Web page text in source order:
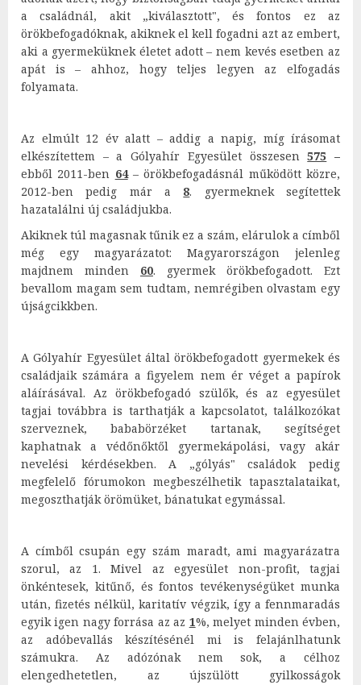
a családnál, akit „kiválasztott", és fontos ez az
örökbefogadóknak, akiknek el kell fogadni azt az embert,
aki a gyermeküknek életet adott – nem kevés esetben az
apát is – ahhoz, hogy teljes legyen az elfogadás
folyamata.
Az elmúlt 12 év alatt – addig a napig, míg írásomat
elkészítettem – a Gólyahír Egyesület összesen575 –
ebből 2011-ben 64– örökbefogadásnál működött közre,
2012-ben pedig már a 8. gyermeknek segítettek
hazatalálni új családjukba.
Akiknek túl magasnak tűnik ez a szám, elárulok a címből
még egy magyarázatot: Magyarországon jelenleg
majdnem minden 60. gyermek örökbefogadott. Ezt
bevallom magam sem tudtam, nemrégiben olvastam egy
újságcikkben.
A Gólyahír Egyesület által örökbefogadott gyermekek és
családjaik számára a figyelem nem ér véget a papírok
aláírásával. Az örökbefogadó szülők, és az egyesület
tagjai továbbra is tarthatják a kapcsolatot, találkozókat
szerveznek, bababörzéket tartanak, segítséget
kaphatnak a védőnőktől gyermekápolási, vagy akár
nevelési kérdésekben. A „gólyás" családok pedig
megfelelő fórumokon megbeszélhetik tapasztalataikat,
megoszthatják örömüket, bánatukat egymással.
A címből csupán egy szám maradt, ami magyarázatra
szorul, az 1. Mivel az egyesület non-profit, tagjai
önkéntesek, kitűnő, és fontos tevékenységüket munka
után, fizetés nélkül, karitatív végzik, így a fennmaradás
egyik igen nagy forrása az az 1%, melyet minden évben,
az adóbevallás készítésénél mi is felajánlhatunk
számukra. Az adózónak nem sok, a célhoz
elengedhetetlen, az újszülött gyilkosságok